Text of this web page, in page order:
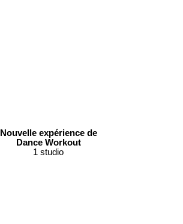
Nouvelle expérience de
Dance Workout
1 studio